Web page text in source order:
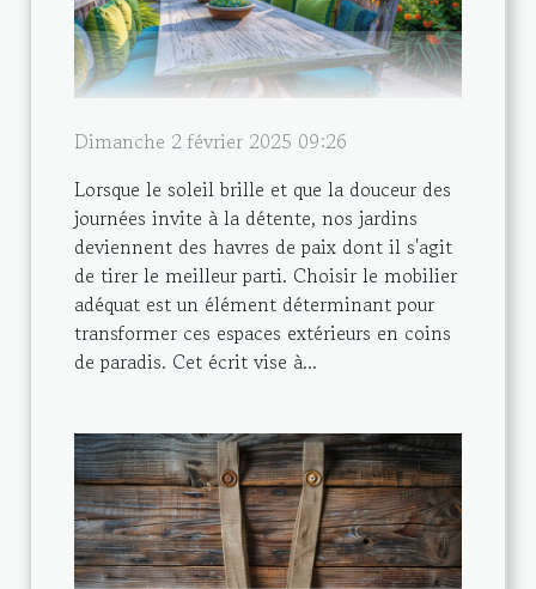
Dimanche 2 février 2025 09:26
Lorsque le soleil brille et que la douceur des
journées invite à la détente, nos jardins
deviennent des havres de paix dont il s'agit
de tirer le meilleur parti. Choisir le mobilier
adéquat est un élément déterminant pour
transformer ces espaces extérieurs en coins
de paradis. Cet écrit vise à...